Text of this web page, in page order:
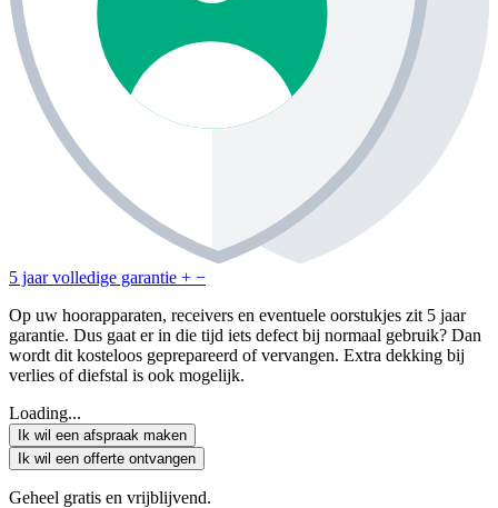
5 jaar volledige garantie + −
Op uw hoorapparaten, receivers en eventuele oorstukjes zit 5 jaar
garantie. Dus gaat er in die tijd iets defect bij normaal gebruik? Dan
wordt dit kosteloos geprepareerd of vervangen. Extra dekking bij
verlies of diefstal is ook mogelijk.
Loading...
Ik wil een afspraak maken
Ik wil een offerte ontvangen
Geheel gratis en vrijblijvend.